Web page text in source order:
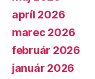
apríl 2026
marec 2026
február 2026
január 2026